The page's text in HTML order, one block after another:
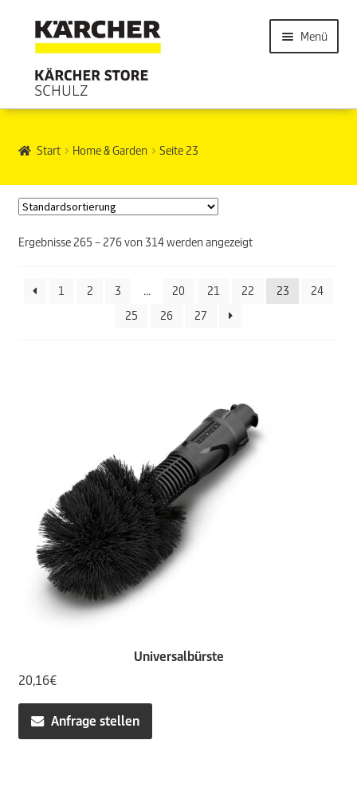
Menü
Start Home & Garden Seite 23
Ergebnisse 265 – 276 von 314 werden angezeigt
1 2 3 … 20 21 22 23
24
25
26 27
Universalbürste
20,16€
Anfrage stellen